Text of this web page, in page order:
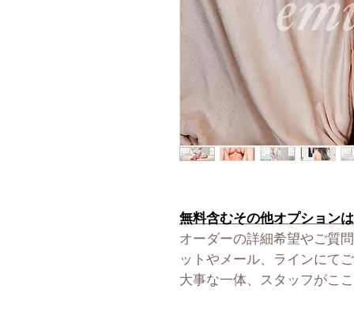
無料含むその他オプション
オーダーの詳細希望やご質
ットやメール、ラインにて
大事な一体、スタッフがこ